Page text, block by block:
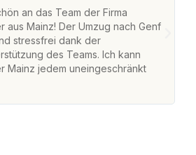
an das Team der Firma
aus Mainz! Der Umzug nach Genf
stressfrei dank der
des Teams. Ich kann
Mainz jedem uneingeschränkt